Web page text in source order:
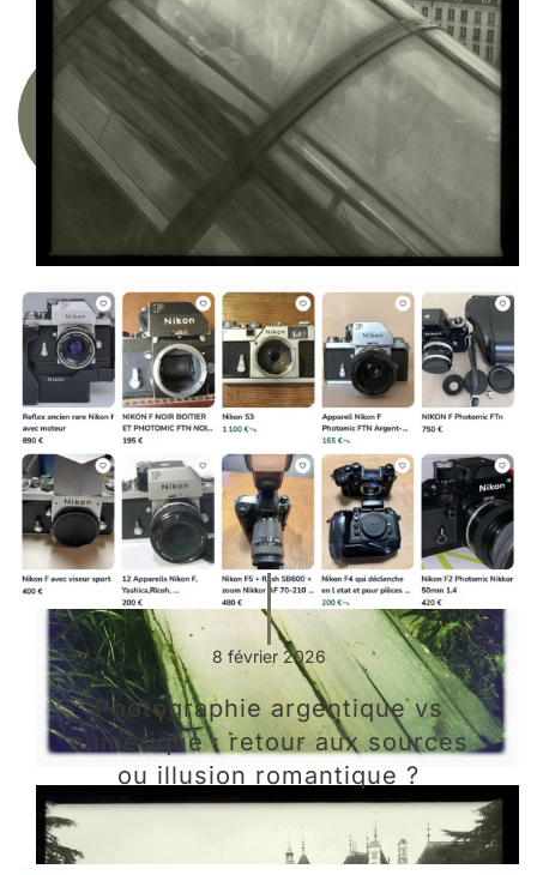
Acquérir une œuvre photographique en série
limitée
8 février 2026
Photographie argentique vs
numérique : retour aux sources
ou illusion romantique ?